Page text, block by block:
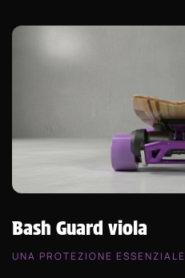
Bash Guard viola
UNA PROTEZIONE ESSENZIALE